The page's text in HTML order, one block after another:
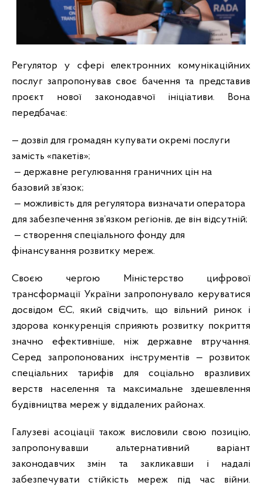
Регулятор у сфері електронних комунікаційних
послуг запропонував своє бачення та представив
проєкт нової законодавчої ініціативи. Вона
передбачає:
— дозвіл для громадян купувати окремі послуги
замість «пакетів»;
— державне регулювання граничних цін на
базовий зв’язок;
— можливість для регулятора визначати оператора
для забезпечення зв’язком регіонів, де він відсутній;
— створення спеціального фонду для
фінансування розвитку мереж.
Своєю чергою Міністерство цифрової
трансформації України запропонувало керуватися
досвідом ЄС, який свідчить, що вільний ринок і
здорова конкуренція сприяють розвитку покриття
значно ефективніше, ніж державне втручання.
Серед запропонованих інструментів — розвиток
спеціальних тарифів для соціально вразливих
верств населення та максимальне здешевлення
будівництва мереж у віддалених районах.
Галузеві асоціації також висловили свою позицію,
запропонувавши альтернативний варіант
законодавчих змін та закликавши і надалі
забезпечувати стійкість мереж під час війни.